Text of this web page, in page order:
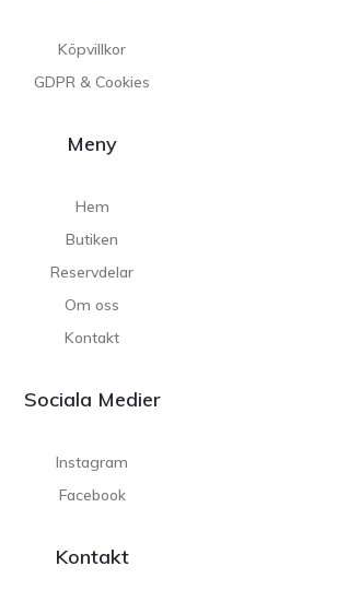
Köpvillkor
GDPR & Cookies
Meny
Hem
Butiken
Reservdelar
Om oss
Kontakt
Sociala Medier
Instagram
Facebook
Kontakt